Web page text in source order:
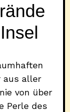
aus aller
von über
Perle des